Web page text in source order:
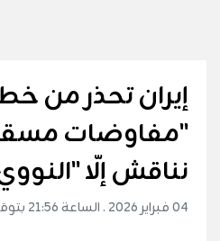
إيران تحذر من
"مفاوضات
نناقش إلّا
04 فبراير 2026 . الساعة 21:56 بتوقيت مسقط